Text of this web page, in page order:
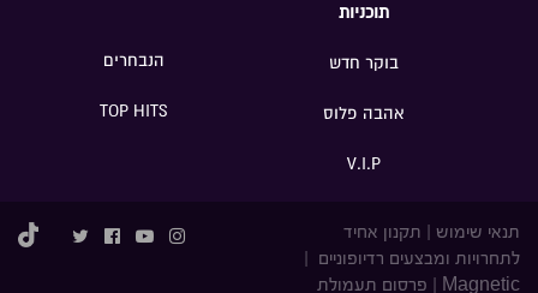
תוכניות
בוקר חדש
אהבה פלוס
V.I.P
הנבחרים
TOP HITS
תנאי שימוש
תקנון אחיד
לתחרויות ומבצעים רדיופוניים
Magnetic
פרסום תעמולת